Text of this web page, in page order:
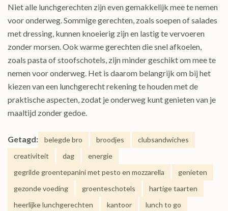
Niet alle lunchgerechten zijn even gemakkelijk mee te nemen
voor onderweg. Sommige gerechten, zoals soepen of salades
met dressing, kunnen knoeierig zijn en lastig te vervoeren
zonder morsen. Ook warme gerechten die snel afkoelen,
zoals pasta of stoofschotels, zijn minder geschikt om mee te
nemen voor onderweg. Het is daarom belangrijk om bij het
kiezen van een lunchgerecht rekening te houden met de
praktische aspecten, zodat je onderweg kunt genieten van je
maaltijd zonder gedoe.
Getagd: belegde bro broodjes
clubsandwiches
creativiteit
dag
energie
gegrilde groentepanini met pesto en mozzarella
genieten
gezonde voeding
groenteschotels
hartige taarten
heerlijke lunchgerechten
kantoor lunch to go